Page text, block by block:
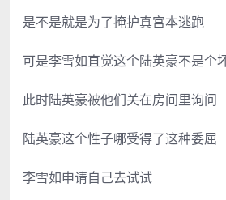
是不是就是为了掩护真宫本逃跑
可是李雪如直觉这个陆英豪不是个
此时陆英豪被他们关在房间里询问
陆英豪这个性子哪受得了这种委屈
李雪如申请自己去试试